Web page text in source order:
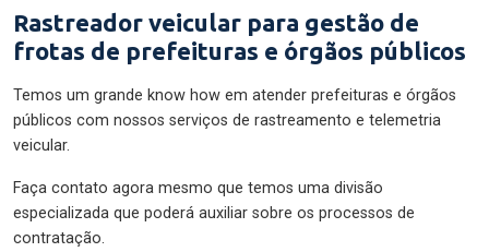
Rastreador veicular para gestão de
frotas de prefeituras e órgãos públicos
Temos um grande know how em atender prefeituras e órgãos
públicos com nossos serviços de rastreamento e telemetria
veicular.
Faça contato agora mesmo que temos uma divisão
especializada que poderá auxiliar sobre os processos de
contratação.